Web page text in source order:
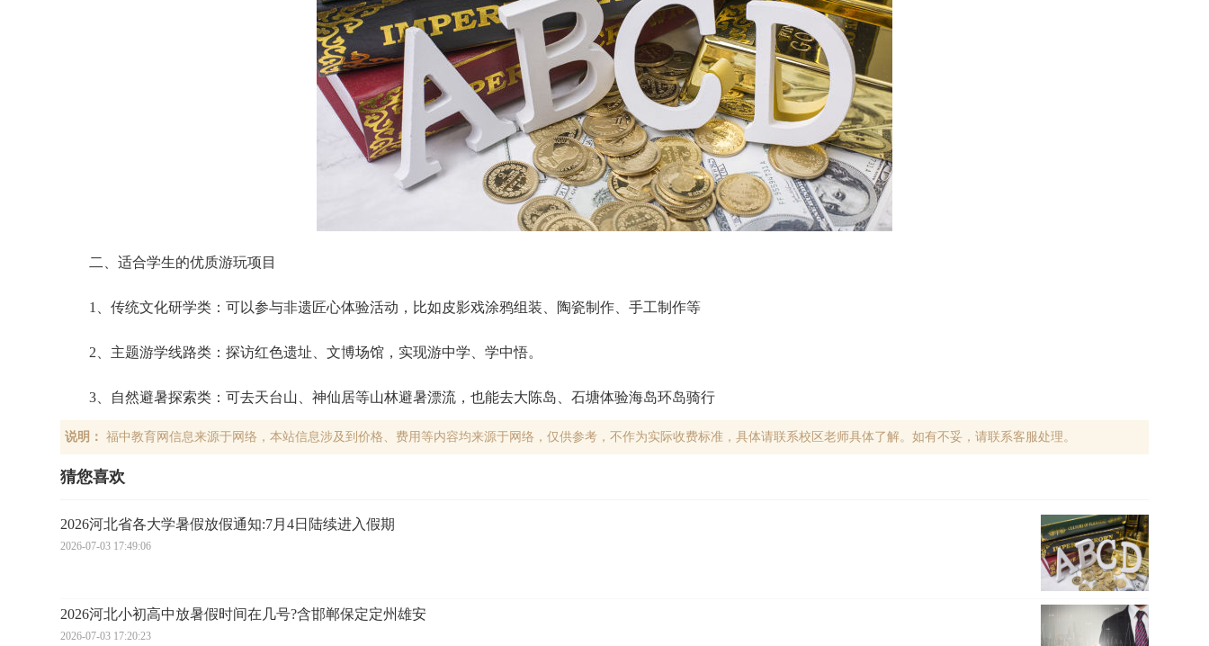
二、适合学生的优质游玩项目
1、传统文化研学类：可以参与非遗匠心体验活动，比如皮影戏涂鸦组装、陶瓷制作、手工制作等
2、主题游学线路类：探访红色遗址、文博场馆，实现游中学、学中悟。
3、自然避暑探索类：可去天台山、神仙居等山林避暑漂流，也能去大陈岛、石塘体验海岛环岛骑行
说明： 福中教育网信息来源于网络，本站信息涉及到价格、费用等内容均来源于网络，仅供参考，不作为实际收费标准，具体请联系校区老师具体了解。如有不妥，请联系客服处理。
猜您喜欢
2026河北省各大学暑假放假通知:7月4日陆续进入假期
2026-07-03 17:49:06
2026河北小初高中放暑假时间在几号?含邯郸保定定州雄安
2026-07-03 17:20:23